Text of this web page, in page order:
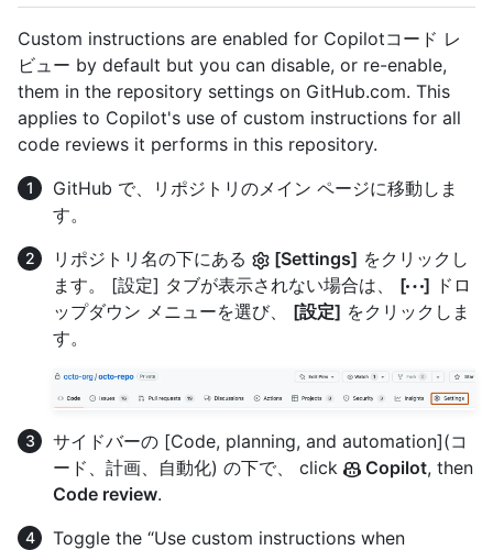
Custom instructions are enabled for Copilotコード レ
ビュー by default but you can disable, or re-enable,
them in the repository settings on GitHub.com. This
applies to Copilot's use of custom instructions for all
code reviews it performs in this repository.
GitHub で、リポジトリのメイン ページに移動しま
す。
リポジトリ名の下にある
[Settings] をクリックし
ます。 [設定] タブが表示されない場合は、 [ ] ドロ
ップダウン メニューを選び、 [設定] をクリックしま
す。
サイドバーの [Code, planning, and automation](コ
ード、計画、自動化) の下で、 click
Copilot, then
Code review.
Toggle the “Use custom instructions when